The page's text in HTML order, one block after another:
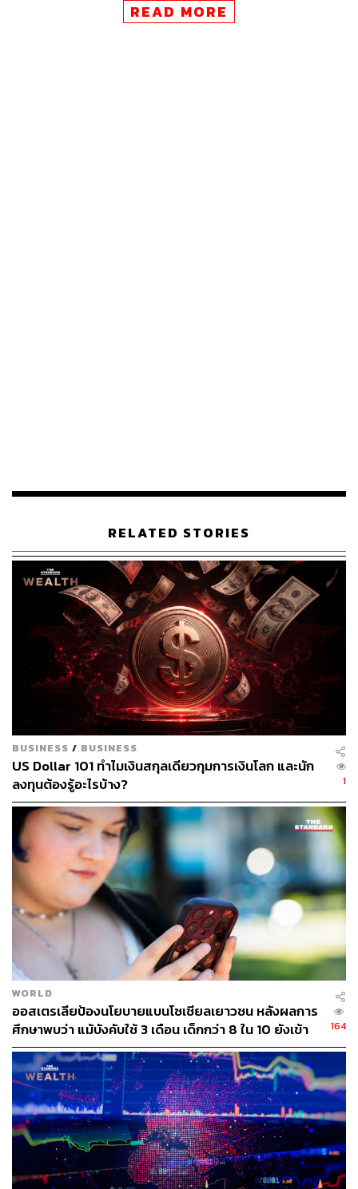
ของ Apple เมื่อปีที่แล้ว ซึ่งจำกัดความสามารถของ Meta ใน
บริษัทลดงบประมาณโฆษณา
Meta พยายามมองหาวิธีเพิ่มประสิทธิภาพการทำงานของ
พนักงาน เนื่องจากพยายามจะฝ่าฟันช่วงเวลาที่การเติบโต
ชะลอตัวลงและการแข่งขันที่รุนแรงจากคู่แข่งรายใหม่ เช่น
TikTok ความท้าทายเหล่านี้เกิดขึ้นพร้อมกับแรงกดดันด้าน
เศรษฐกิจมหภาคที่มากขึ้น ซึ่งรวมถึงภาวะเงินเฟ้อที่เพิ่มขึ้น
และความกลัวต่อภาวะเศรษฐกิจถดถอย
TikTok ได้เข้ามาดึงดูดผู้ใช้และส่วนแบ่งการตลาดโฆษณา
ซักเคอร์เบิร์กกล่าวว่า Reels ซึ่งแข่งขันกับ TikTok มีรายได้
ต่อปีถึง 1 พันล้านดอลลาร์ อย่างไรก็ตาม แม้ว่า Facebook จะ
ลงทุนใน Reels แต่ก็ยังไม่สามารถสร้างรายได้เท่าที่ควร
เหมือน Instagram Stories และฟีดข่าวหลัก
“ในระยะเวลาอันใกล้ ยิ่ง Reels เติบโตขึ้นเท่าไร รายได้ก็จะ
มากขึ้นเท่านั้น” ซักเคอร์เบิร์กกล่าว
ยุคตกต่ำของ Facebook อาจจะดำเนินต่อไปอีก เพราะมีการ
เปิดเผยคาดการณ์รายได้ในไตรมาส 3 ซึ่งคาดว่าจะอยู่ที่ 2.6-
2.85 หมื่นล้านดอลลาร์ ลดลง 1.76% จากปีก่อนหน้า ขณะที่
นักวิเคราะห์จาก Refinitiv ประเมินว่าจะมีรายได้ 3.05 หมื่น
ล้านดอลลาร์ นั่นแปลว่าการลดลงของรายได้อาจอยู่ระหว่าง
2-11% เมื่อเทียบกับปีที่แล้ว
“บริษัทโซเชียลมีเดียเผชิญกับความท้าทายหลายประการใน
ช่วงหลายเดือนข้างหน้า ส่วนใหญ่แล้วการเติบโตของราย
ได้ที่ชะลอตัวเนื่องจากการใช้จ่ายด้านโฆษณาที่ลดลง ตลอด
จนการขาดนวัตกรรมและการแนะนำคุณสมบัติใหม่ๆ ที่เป็น
มิตรกับผู้ใช้ Jesse Cohen นักวิเคราะห์อาวุโสของ
Investing.com กล่าวพร้อมเสริมว่า นักลงทุนยังต้อง “กังวล
เกี่ยวกับผลกระทบด้านลบของการดำเนินการด้านกฎระเบียบ
ที่อาจเกิดขึ้นโดยรัฐบาลสหรัฐฯ”
อีกสิ่งที่น่าจับตาคือการเดิมพันอนาคตของธุรกิจไว้ที่
READ MORE
RELATED STORIES
BUSINESS / BUSINESS
US Dollar 101 ทำไมเงินสกุลเดียวกุมการเงินโลก และนัก
ลงทุนต้องรู้อะไรบ้าง?
1
WORLD
ออสเตรเลียป้องนโยบายแบนโซเชียลเยาวชน หลังผลการ
ศึกษาพบว่า แม้บังคับใช้ 3 เดือน เด็กกว่า 8 ใน 10 ยังเข้า
ถึง
164